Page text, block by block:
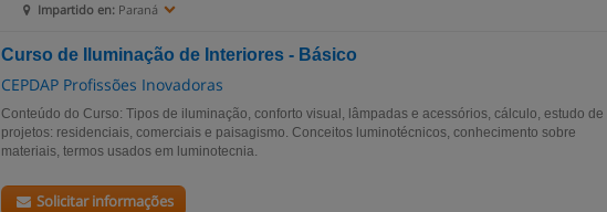
Impartido en: Paraná
Curso de Iluminação de Interiores - Básico
CEPDAP Profissões Inovadoras
Conteúdo do Curso: Tipos de iluminação, conforto visual, lâmpadas e acessórios, cálculo, estudo de
projetos: residenciais, comerciais e paisagismo. Conceitos luminotécnicos, conhecimento sobre
materiais, termos usados em luminotecnia.
Solicitar informações